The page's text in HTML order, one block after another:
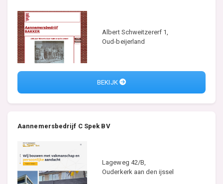
Albert Schweitzererf 1,
Oud-beijerland
BEKIJK
Aannemersbedrijf C Spek BV
Lageweg 42/B,
Ouderkerk aan den ijssel